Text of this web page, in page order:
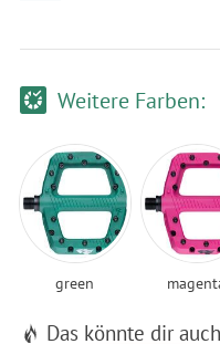
Weitere Farben:
green
Das könnte dir